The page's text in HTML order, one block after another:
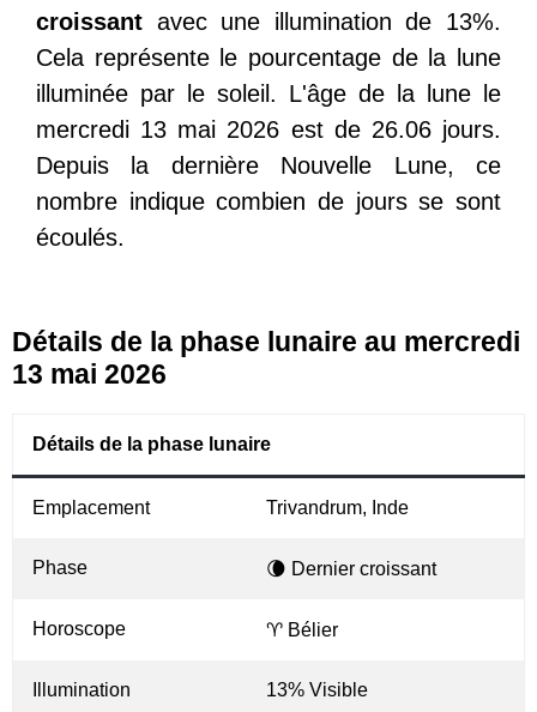
croissant avec une illumination de 13%.
Cela représente le pourcentage de la lune
illuminée par le soleil. L'âge de la lune le
mercredi 13 mai 2026 est de 26.06 jours.
Depuis la dernière Nouvelle Lune, ce
nombre indique combien de jours se sont
écoulés.
Détails de la phase lunaire au mercredi
13 mai 2026
Détails de la phase lunaire
Emplacement Trivandrum, Inde
Phase 🌘 Dernier croissant
Horoscope ♈ Bélier
Illumination 13% Visible